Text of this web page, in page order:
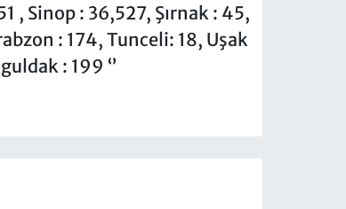
, Sinop : 36,527, Şırnak : 45,
: 174, Tunceli: 18, Uşak
: 199 ‘’